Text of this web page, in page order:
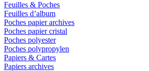
Feuilles & Poches
Feuilles d’album
Poches papier archives
Poches papier cristal
Poches polyester
Poches polypropylen
Papiers & Cartes
Papiers archives